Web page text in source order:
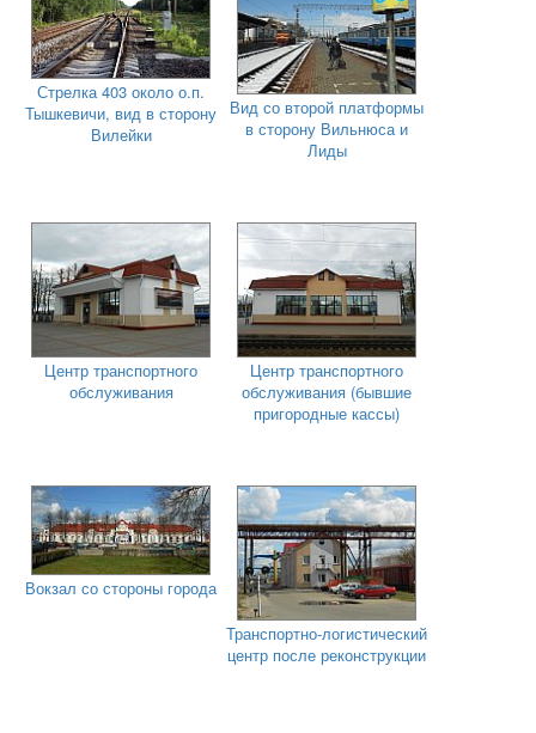
Стрелка 403 около о.п.
Тышкевичи, вид в сторону
Вилейки
Вид со второй платформы
в сторону Вильнюса и
Лиды
Центр транспортного
обслуживания
Центр транспортного
обслуживания (бывшие
пригородные кассы)
Вокзал со стороны города
Транспортно-логистический
центр после реконструкции